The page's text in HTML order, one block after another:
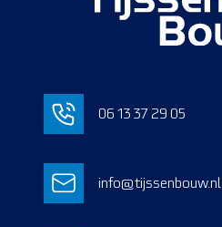
06 13 37 29 05
info@tijssenbouw.nl